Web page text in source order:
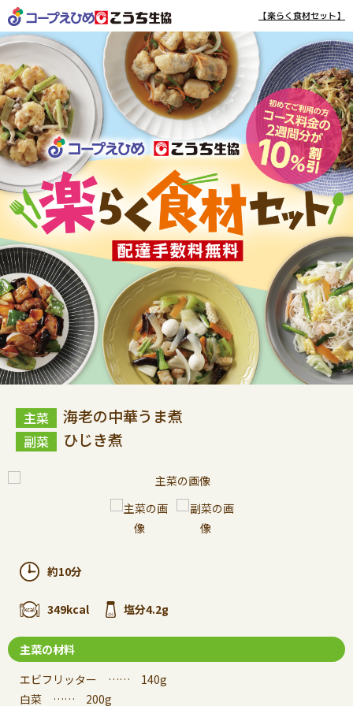
【楽らく食材セット】
海老の中華うま煮
ひじき煮
約10分
349kcal 塩分4.2g
主菜の材料
エビフリッター …… 140g
白菜 …… 200g